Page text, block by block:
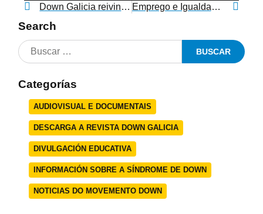
Down Galicia reivindica novamente o dereito a unha educación inclusiva no Día Internacional da Educación Emprego e Igualdade financia a contratación de 11 profesionais para desenvolver o programa de inserción laboral de Down Galicia
Search
Categorías
AUDIOVISUAL E DOCUMENTAIS
DESCARGA A REVISTA DOWN GALICIA
DIVULGACIÓN EDUCATIVA
INFORMACIÓN SOBRE A SÍNDROME DE DOWN
NOTICIAS DO MOVEMENTO DOWN